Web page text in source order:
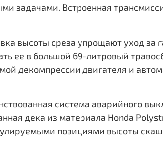
задачами. Встроенная
высоты среза упрощают уход за
ее в большой 69-литровый
декомпрессии двигателя и
система аварийного
дека из материала Honda
позициями высоты